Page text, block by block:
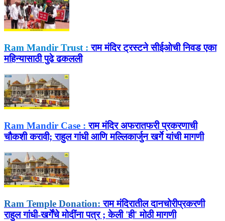
Ram Mandir Trust : राम मंदिर ट्रस्टने सीईओची निवड एका
महिन्यासाठी पुढे ढकलली
Ram Mandir Case : राम मंदिर अफरातफरी प्रकरणाची
चौकशी करावी; राहुल गांधी आणि मल्लिकार्जुन खर्गे यांची मागणी
Ram Temple Donation: राम मंदिरातील दानचोरीप्रकरणी
राहुल गांधी-खर्गेंचे मोदींना पत्र ; केली 'ही' मोठी मागणी